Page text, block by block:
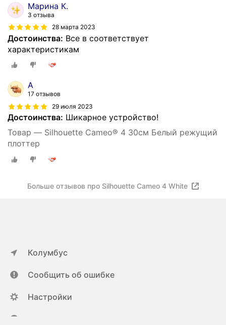
Марина К.
3 отзыва
28 марта 2023
Достоинства: Все в соответствует
характеристикам
А
17 отзывов
29 июля 2023
Достоинства: Шикарное устройство!
Товар — Silhouette Cameo® 4 30см Белый режущий
плоттер
Больше отзывов про Silhouette Cameo 4 White
Колумбус
Сообщить об ошибке
Настройки